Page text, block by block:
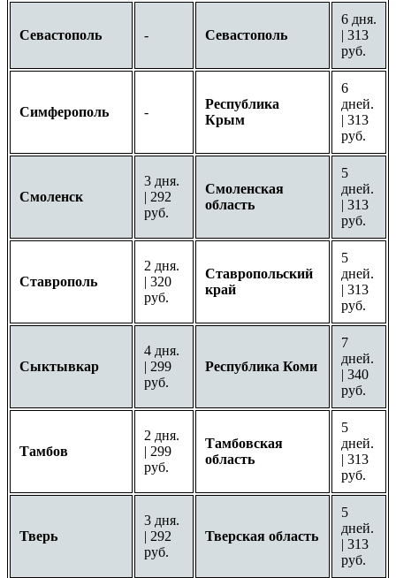
Севастополь - Севастополь
6 дня.
| 313
руб.
Симферополь -
Республика
Крым
6
дней.
| 313
руб.
Смоленск
3 дня.
| 292
руб.
Смоленская
область
5
дней.
| 313
руб.
Ставрополь
2 дня.
| 320
руб.
Ставропольский
край
5
дней.
| 313
руб.
Сыктывкар
4 дня.
| 299
руб.
Республика Коми
7
дней.
| 340
руб.
Тамбов
2 дня.
| 299
руб.
Тамбовская
область
5
дней.
| 313
руб.
Тверь
3 дня.
| 292
руб.
Тверская область
5
дней.
| 313
руб.